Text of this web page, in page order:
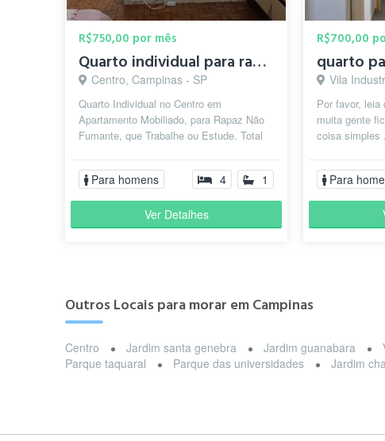
R$750,00 por mês
Quarto individual para rapaz não fumante q trabalha/estuda.
Centro, Campinas - SP
Quarto Individual no Centro em
Apartamento Mobiliado, para Rapaz Não
Fumante, que Trabalhe ou Estude. Total
Mobí...
Para homens 4 1
Ver Detalhes
R$700,00
Vila
Por favor, leia
muita gente
coisa simples
Para
Outros Locais para morar em Campinas
Centro Jardim santa genebra Jardim guanabara
Parque taquaral
Parque das universidades Jardim